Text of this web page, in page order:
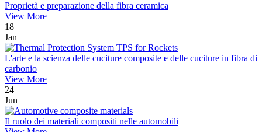
Proprietà e preparazione della fibra ceramica
View More
18
Jan
L'arte e la scienza delle cuciture composite e delle cuciture in fibra di
carbonio
View More
24
Jun
Il ruolo dei materiali compositi nelle automobili